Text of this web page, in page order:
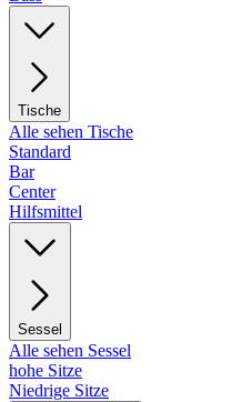
Tische
Alle sehen Tische
Standard
Bar
Center
Hilfsmittel
Sessel
Alle sehen Sessel
hohe Sitze
Niedrige Sitze